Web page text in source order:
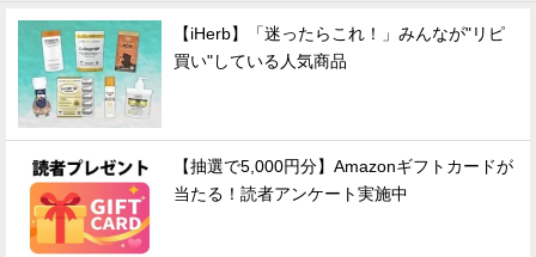
【iHerb】「迷ったらこれ！」みんなが"リピ
買い"している人気商品
【抽選で5,000円分】Amazonギフトカードが
当たる！読者アンケート実施中